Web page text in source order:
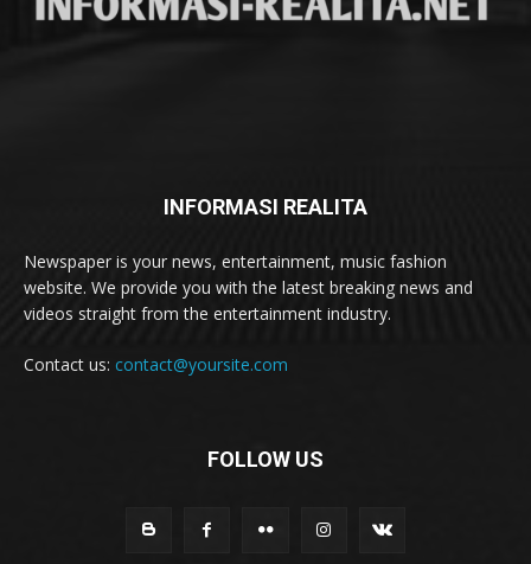
INFORMASI REALITA
Newspaper is your news, entertainment, music fashion
website. We provide you with the latest breaking news and
videos straight from the entertainment industry.
Contact us: contact@yoursite.com
FOLLOW US